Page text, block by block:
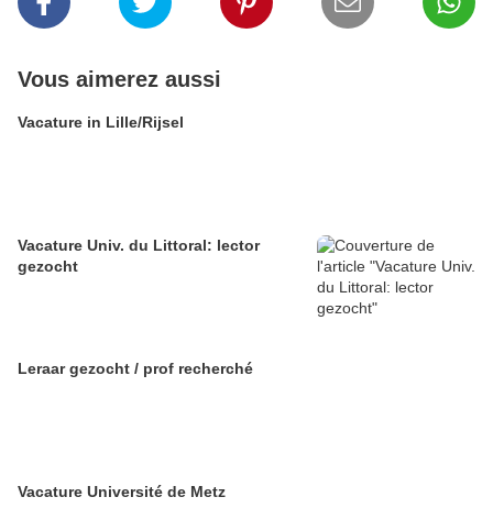
Vous aimerez aussi
Vacature in Lille/Rijsel
Vacature Univ. du Littoral: lector
gezocht
Leraar gezocht / prof recherché
Vacature Université de Metz